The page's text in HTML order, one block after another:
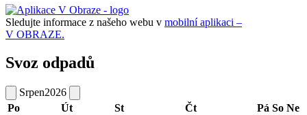
Sledujte informace z našeho webu v mobilní aplikaci –
V OBRAZE.
Svoz odpadů
Srpen2026
Po
Út St Čt Pá So Ne